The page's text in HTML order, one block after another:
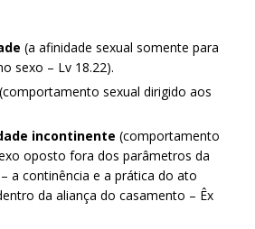
(a afinidade sexual somente para
sexo – Lv 18.22).
(comportamento sexual dirigido aos
incontinente (comportamento
oposto fora dos parâmetros da
a continência e a prática do ato
da aliança do casamento – Êx